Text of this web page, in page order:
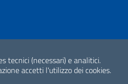
tecnici (necessari) e analitici.
accetti l'utilizzo dei cookies.
accessibilità